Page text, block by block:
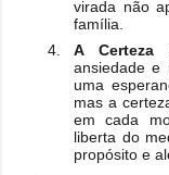
virada não
família.
A Certeza
ansiedade e
uma
mas a
em cada
liberta do
propósito e